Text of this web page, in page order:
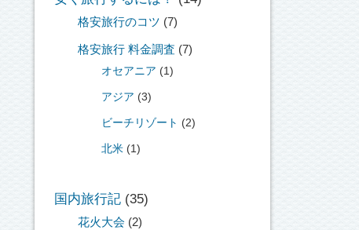
格安旅行のコツ (7)
格安旅行 料金調査 (7)
オセアニア (1)
アジア (3)
ビーチリゾート (2)
北米 (1)
国内旅行記 (35)
花火大会 (2)